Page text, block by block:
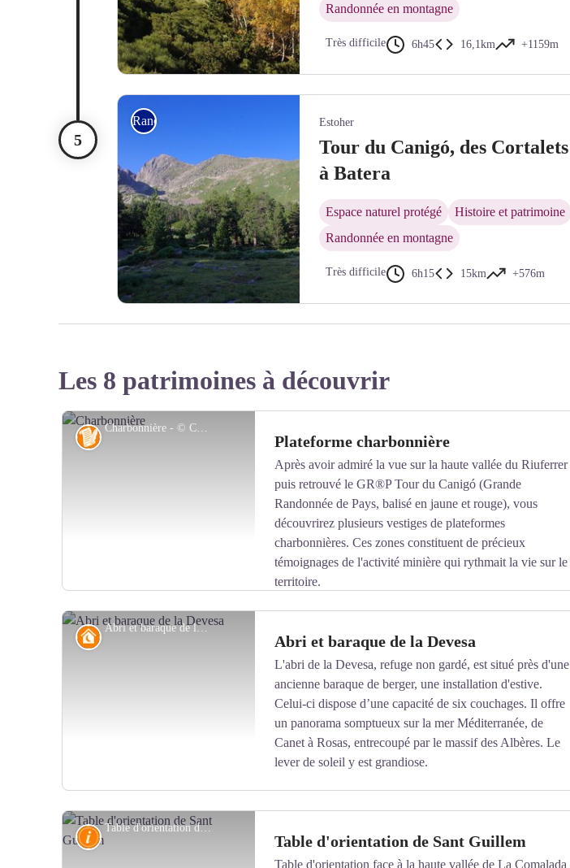
Randonnée en montagne
Très difficile 6h45 16,1km +1159m
Rando itinérante Estoher
Tour du Canigó, des Cortalets
à Batera
Espace naturel protégé
Histoire et patrimoine
Randonnée en montagne
Très difficile 6h15 15km +576m
Les 8 patrimoines à découvrir
Charbonnière - © CC Haut Vallespir
Voir l'image en plein écran
Histoire Plateforme charbonnière
Après avoir admiré la vue sur la haute vallée du Riuferrer
puis retrouvé le GR®P Tour du Canigó (Grande
Randonnée de Pays, balisé en jaune et rouge), vous
découvrirez plusieurs vestiges de plateformes
charbonnières. Ces zones constituent de précieux
témoignages de l'activité minière qui rythmait la vie sur le
territoire.
Abri et baraque de la Devesa - © CC Haut Vallespir
Refuge non gardé Abri et baraque de la Devesa
L'abri de la Devesa, refuge non gardé, est situé près d'une
ancienne baraque de berger, une installation d'estive.
Celui-ci dispose d’une capacité de six couchages. Il offre
un panorama somptueux sur la mer Méditerranée, de
Canet à Rosas, entrecoupé par le massif des Albères. Le
lever de soleil y est grandiose.
Table d'orientation de Sant Guillem - © Frédéric Maler - CC Haut Vallespir
Connaissance Table d'orientation de Sant Guillem
Table d'orientation face à la haute vallée de La Comalada